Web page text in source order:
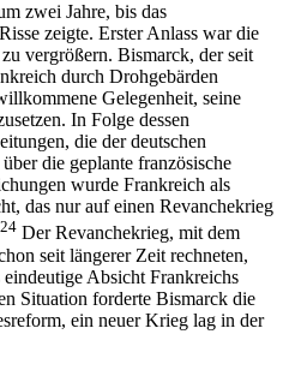
zwei Jahre, bis das
zeigte. Erster Anlass war die
vergrößern. Bismarck, der seit
durch Drohgebärden
Gelegenheit, seine
In Folge dessen
die der deutschen
die geplante französische
wurde Frankreich als
das nur auf einen Revanchekrieg
24 Der Revanchekrieg, mit dem
seit längerer Zeit rechneten,
Absicht Frankreichs
Situation forderte Bismarck die
ein neuer Krieg lag in der